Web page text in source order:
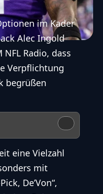
im Kader
Alec Ingold
NFL Radio, dass
Verpflichtung
begrüßen
eine Vielzahl
mit
De’Von“,